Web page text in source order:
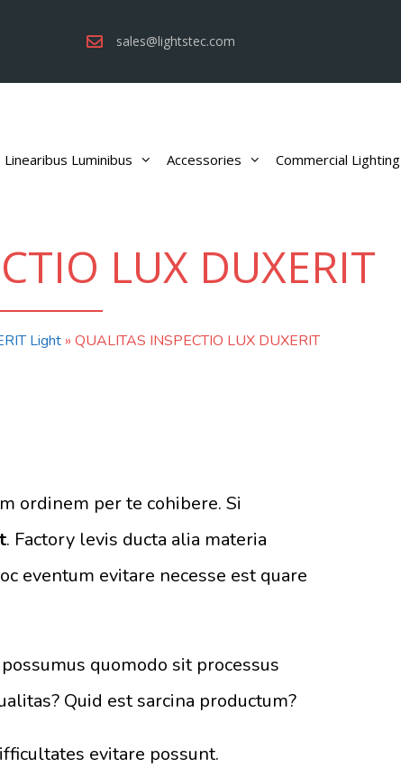
sales@lightstec.com
Linearibus Luminibus Accessories Commercial Lighting
LUX DUXERIT
Light» QUALITAS INSPECTIO LUX DUXERIT
ordinem per te cohibere. Si
. Factory levis ducta alia materia
eventum evitare necesse est quare
quomodo sit processus
Quid est sarcina productum?
evitare possunt.